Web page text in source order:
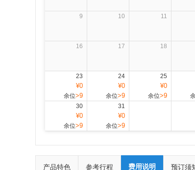
9 10 11
16 17 18
23
¥0
余位>9
24
¥0
余位>9
25
¥0
余位>9
30
¥0
余位>9
31
¥0
余位>9
产品特色 参考行程 费用说明 预订须